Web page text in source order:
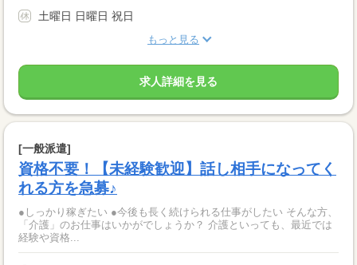
土曜日 日曜日 祝日
もっと見る
求人詳細を見る
[一般派遣]
資格不要！【未経験歓迎】話し相手になってく
れる方を急募♪
●しっかり稼ぎたい ●今後も長く続けられる仕事がしたい そんな方、
「介護」のお仕事はいかがでしょうか？ 介護といっても、最近では
経験や資格...